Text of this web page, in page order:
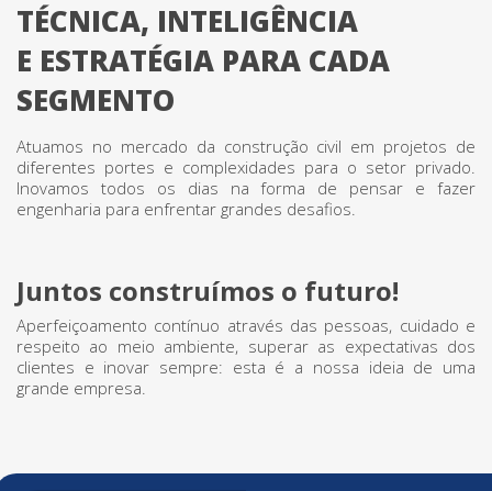
TÉCNICA, INTELIGÊNCIA
E ESTRATÉGIA PARA CADA
SEGMENTO
Atuamos no mercado da construção civil em projetos de
diferentes portes e complexidades para o setor privado.
Inovamos todos os dias na forma de pensar e fazer
engenharia para enfrentar grandes desafios.
Juntos construímos o futuro!
Aperfeiçoamento contínuo através das pessoas, cuidado e
respeito ao meio ambiente, superar as expectativas dos
clientes e inovar sempre: esta é a nossa ideia de uma
grande empresa.